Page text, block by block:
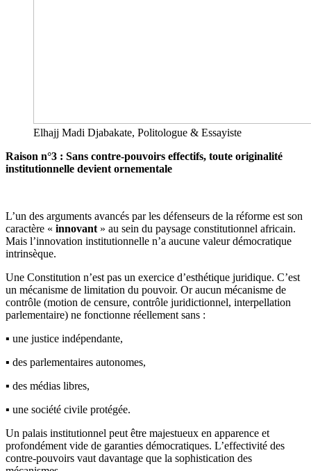
Elhajj Madi Djabakate, Politologue & Essayiste
Raison n°3 : Sans contre-pouvoirs effectifs, toute originalité
institutionnelle devient ornementale
L’un des arguments avancés par les défenseurs de la réforme est son
caractère « innovant » au sein du paysage constitutionnel africain.
Mais l’innovation institutionnelle n’a aucune valeur démocratique
intrinsèque.
Une Constitution n’est pas un exercice d’esthétique juridique. C’est
un mécanisme de limitation du pouvoir. Or aucun mécanisme de
contrôle (motion de censure, contrôle juridictionnel, interpellation
parlementaire) ne fonctionne réellement sans :
▪️ une justice indépendante,
▪️ des parlementaires autonomes,
▪️ des médias libres,
▪️ une société civile protégée.
Un palais institutionnel peut être majestueux en apparence et
profondément vide de garanties démocratiques. L’effectivité des
contre-pouvoirs vaut davantage que la sophistication des